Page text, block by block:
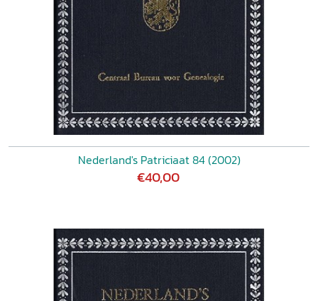
Nederland's Patriciaat 84 (2002)
€40,00